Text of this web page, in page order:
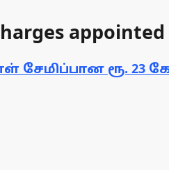
appointed
சேமிப்பான ரூ. 23